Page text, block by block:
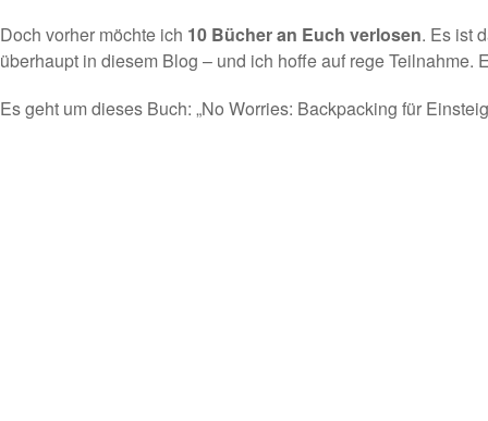
Doch vorher möchte ich 10 Bücher an Euch verlosen. Es ist
überhaupt in diesem Blog – und ich hoffe auf rege Teilnahme.
Es geht um dieses Buch: „No Worries: Backpacking für